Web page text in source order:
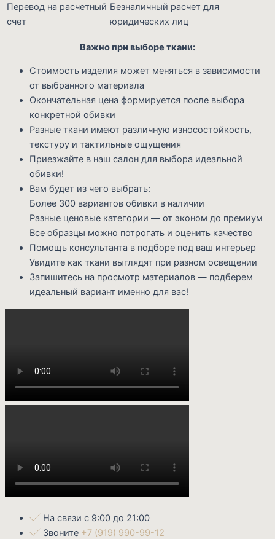
Перевод на расчетный
счет
Безналичный расчет для
юридических лиц
Важно при выборе ткани:
Стоимость изделия может меняться в зависимости
от выбранного материала
Окончательная цена формируется после выбора
конкретной обивки
Разные ткани имеют различную износостойкость,
текстуру и тактильные ощущения
Приезжайте в наш салон для выбора идеальной
обивки!
Вам будет из чего выбрать:
Более 300 вариантов обивки в наличии
Разные ценовые категории — от эконом до премиум
Все образцы можно потрогать и оценить качество
Помощь консультанта в подборе под ваш интерьер
Увидите как ткани выглядят при разном освещении
Запишитесь на просмотр материалов — подберем
идеальный вариант именно для вас!
На связи с 9:00 до 21:00
Звоните +7 (919) 990-99-12